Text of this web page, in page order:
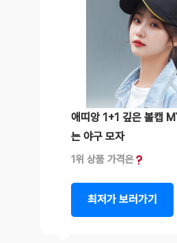
애띠앙 1+1 깊은 볼캡
는 야구 모자
1위 상품 가격은
최저가 보러가기